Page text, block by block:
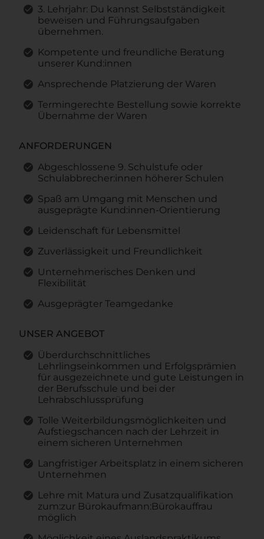
3. Lehrjahr: Du kannst Selbstständigkeit
beweisen und Führungsaufgaben
übernehmen.
Kompetente und freundliche Beratung
unserer Kund:innen
Ansprechende Platzierung der Waren
Termingerechte Bestellung sowie korrekte
Übernahme der Waren
ANFORDERUNGEN
Abgeschlossene 9. Schulstufe oder
Schulabbrecher:innen höherer Schulen
Spaß am Umgang mit Menschen und
ausgeprägte Kund:innen-Orientierung
Leidenschaft für Lebensmittel
Zuverlässigkeit und Freundlichkeit
Unternehmerisches Denken und
Flexibilität
Ausgeprägter Teamgedanke
UNSER ANGEBOT
Überdurchschnittliches
Lehrlingseinkommen und Erfolgsprämien
für ausgezeichnete und gute Leistungen in
der Berufsschule und bei der
Lehrabschlussprüfung
Tolle Weiterbildungsmöglichkeiten und
Aufstiegschancen nach der Lehrzeit in
einem sicheren Unternehmen
Langfristiger Arbeitsplatz in einem sicheren
Unternehmen
Lehre mit Matura und Zusatzqualifikation
zum:zur Bürokaufmann:Bürokauffrau
möglich